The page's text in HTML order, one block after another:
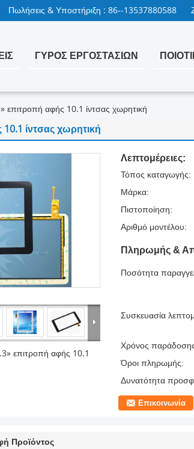
Πωλήσεις & Υποστήριξη : 86--13537880588
ΓΎΡΟΣ ΕΡΓΟΣΤΑΣΊΩΝ
επιτροπή αφής 10.1 ίντσας χωρητική
ίντσας χωρητική
επιτροπή αφής 10.1
Λεπτομέρειες:
Τόπος καταγωγής:
Μάρκα:
Πιστοποίηση:
Αριθμό μοντέλου:
Πληρωμής &
Ποσότητα
Συσκευασία
Χρόνος
Όροι πληρωμής:
Δυνατότητα
Επικοινωνία
Προϊόντος